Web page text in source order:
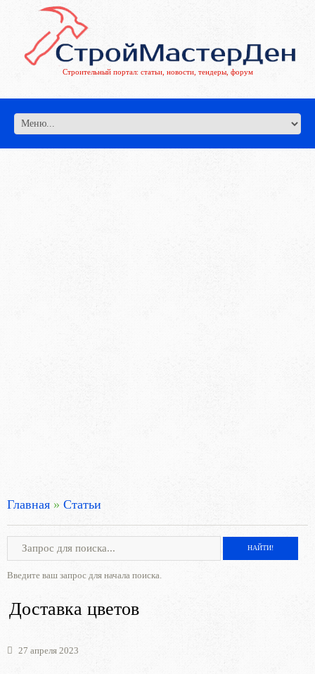
Строительный портал: статьи, новости, тендеры, форум
Главная » Статьи
Введите ваш запрос для начала поиска.
Доставка цветов
27 апреля 2023